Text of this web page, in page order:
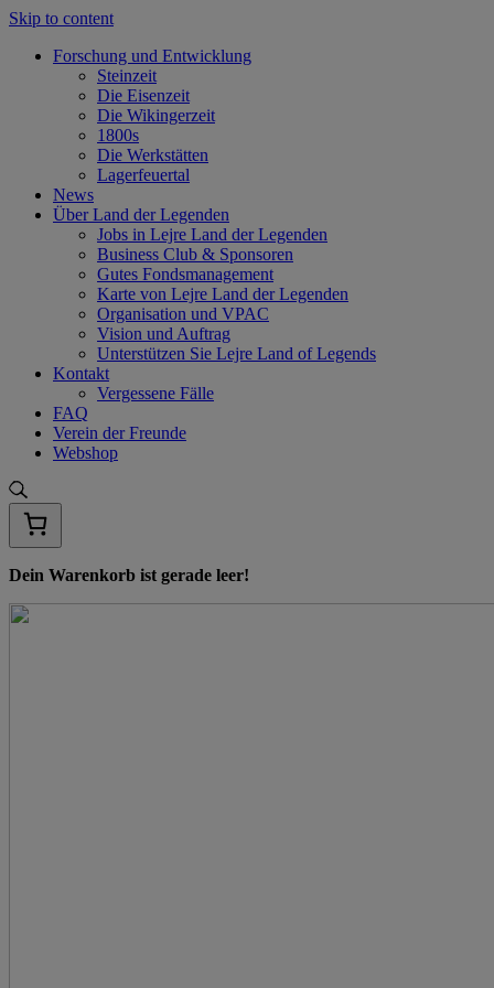
Skip to content
Forschung und Entwicklung
Steinzeit
Die Eisenzeit
Die Wikingerzeit
1800s
Die Werkstätten
Lagerfeuertal
News
Über Land der Legenden
Jobs in Lejre Land der Legenden
Business Club & Sponsoren
Gutes Fondsmanagement
Karte von Lejre Land der Legenden
Organisation und VPAC
Vision und Auftrag
Unterstützen Sie Lejre Land of Legends
Kontakt
Vergessene Fälle
FAQ
Verein der Freunde
Webshop
Dein Warenkorb ist gerade leer!